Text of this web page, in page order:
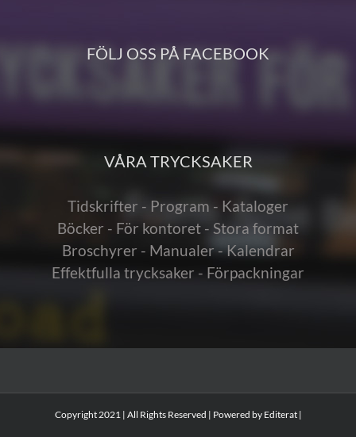
FÖLJ OSS PÅ FACEBOOK
VÅRA TRYCKSAKER
Tidskrifter - Program - Kataloger
Böcker - För kontoret - Stora format
Broschyrer - Manualer - Kalendrar
Effektfulla trycksaker - Förpackningar
Copyright 2021 | All Rights Reserved | Powered by Editerat|